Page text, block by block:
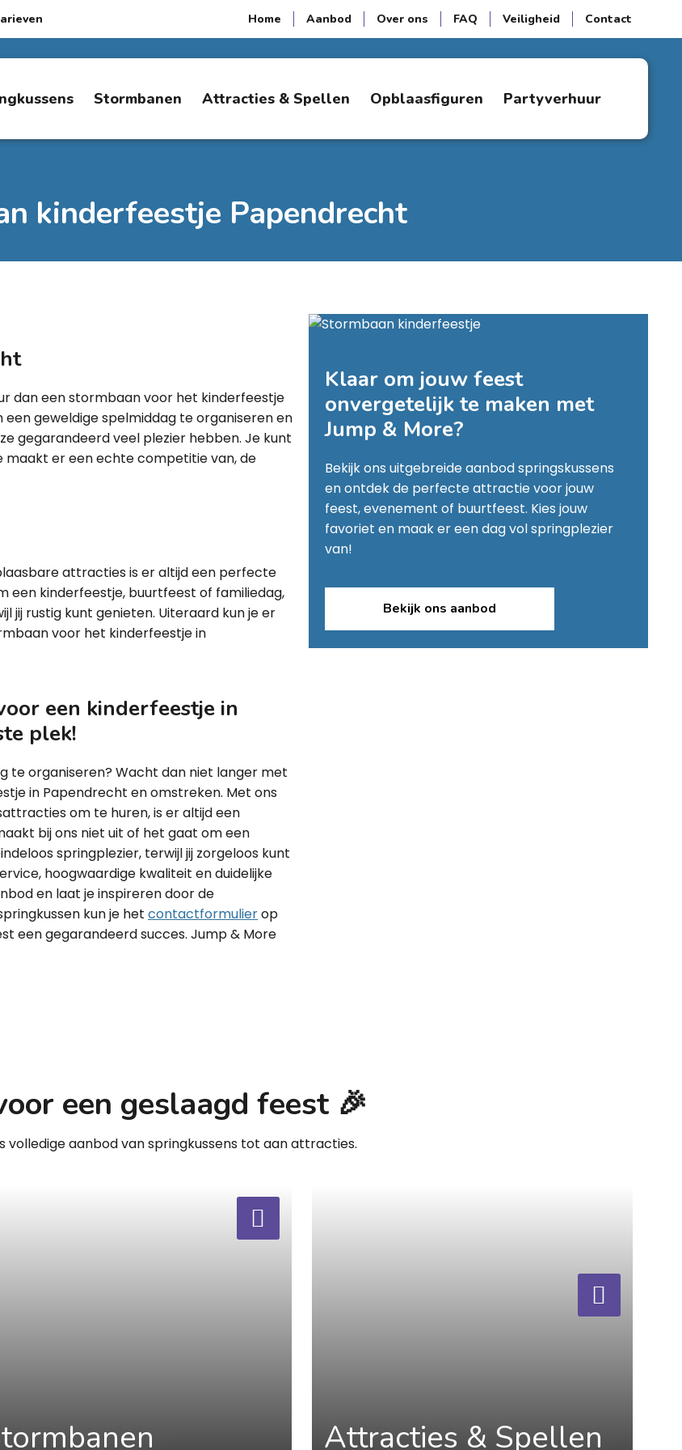
Home Aanbod Over ons FAQ Veiligheid Contact
Stormbanen Attracties & Spellen Opblaasfiguren Partyverhuur
kinderfeestje Papendrecht
dan een stormbaan voor het kinderfeestje
geweldige spelmiddag te organiseren en
gegarandeerd veel plezier hebben. Je kunt
maakt er een echte competitie van, de
attracties is er altijd een perfecte
een kinderfeestje, buurtfeest of familiedag,
jij rustig kunt genieten. Uiteraard kun je er
voor het kinderfeestje in
een kinderfeestje in
plek!
te organiseren? Wacht dan niet langer met
in Papendrecht en omstreken. Met ons
om te huren, is er altijd een
bij ons niet uit of het gaat om een
springplezier, terwijl jij zorgeloos kunt
hoogwaardige kwaliteit en duidelijke
en laat je inspireren door de
kun je het contactformulierop
een gegarandeerd succes. Jump & More
Klaar om jouw feest
onvergetelijk te maken met
Jump & More?
Bekijk ons uitgebreide aanbod springskussens
en ontdek de perfecte attractie voor jouw
feest, evenement of buurtfeest. Kies jouw
favoriet en maak er een dag vol springplezier
van!
Bekijk ons aanbod
een geslaagd feest 🎉
volledige aanbod van springkussens tot aan attracties.
Attracties & Spellen